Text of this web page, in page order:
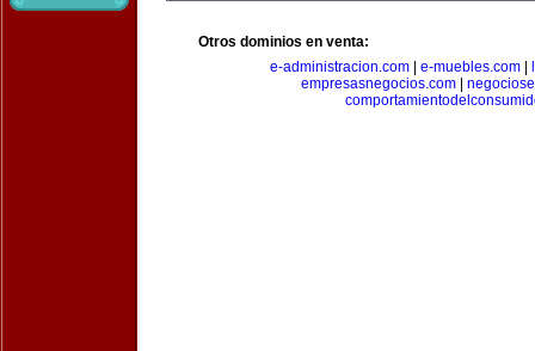
Otros dominios en venta:
e-administracion.com| e-muebles.com|
empresasnegocios.com|